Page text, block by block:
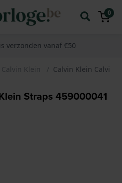
0
verzonden vanaf €50
Calvin Klein Calvin Klein Calvin
Straps 459000041